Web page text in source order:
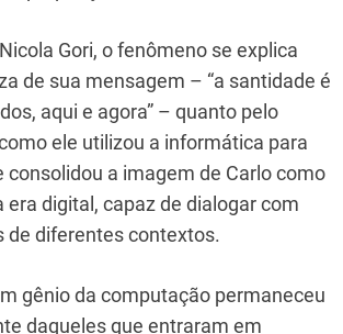
Gori, o fenômeno se explica
de sua mensagem – “a santidade é
aqui e agora” – quanto pelo
ele utilizou a informática para
consolidou a imagem de Carlo como
era digital, capaz de dialogar com
de diferentes contextos.
gênio da computação permaneceu
daqueles que entraram em